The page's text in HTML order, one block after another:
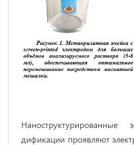
дификации проявляют